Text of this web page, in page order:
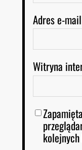
Adres e-mail
Witryna